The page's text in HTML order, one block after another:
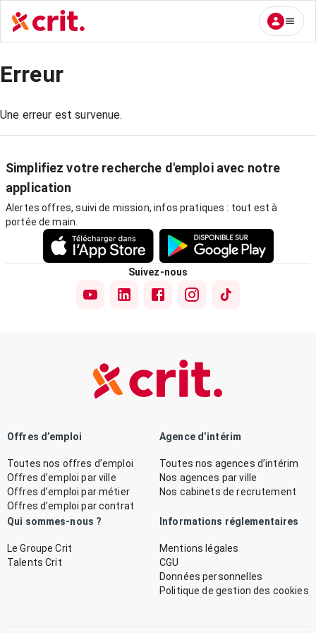
Erreur
Une erreur est survenue.
Simplifiez votre recherche d'emploi avec notre
application
Alertes offres, suivi de mission, infos pratiques : tout est à
portée de main.
Suivez-nous
Offres d’emploi
Toutes nos offres d’emploi
Offres d’emploi par ville
Offres d’emploi par métier
Offres d’emploi par contrat
Agence d’intérim
Toutes nos agences d’intérim
Nos agences par ville
Nos cabinets de recrutement
Qui sommes-nous ?
Le Groupe Crit
Talents Crit
Informations réglementaires
Mentions légales
CGU
Données personnelles
Politique de gestion des cookies